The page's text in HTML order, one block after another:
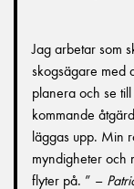
Jag arbetar som
skogsägare med
planera och se
kommande
läggas upp. Min
myndigheter och
flyter på. ” –